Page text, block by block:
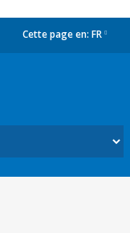
Cette page en: FR